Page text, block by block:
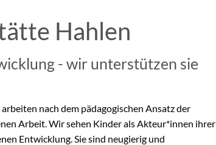
Hahlen
- wir unterstützen sie
nach dem pädagogischen Ansatz der
Arbeit. Wir sehen Kinder als Akteur*innen ihrer
Entwicklung. Sie sind neugierig und